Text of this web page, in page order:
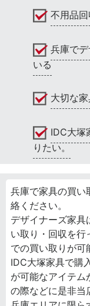
不用品回
兵庫で
いる
大切な
IDC大塚
りたい。
兵庫で家具の買い
絡ください。
デザイナーズ家具
い取り・回収を行
での買い取りが可
IDC大塚家具で購
が可能なアイテム
の際などに是非当